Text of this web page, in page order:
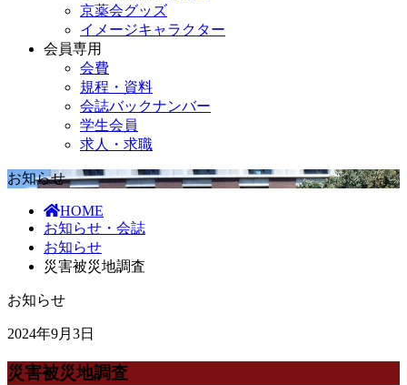
京薬会グッズ
イメージキャラクター
会員専用
会費
規程・資料
会誌バックナンバー
学生会員
求人・求職
お知らせ
HOME
お知らせ・会誌
お知らせ
災害被災地調査
お知らせ
2024年9月3日
災害被災地調査